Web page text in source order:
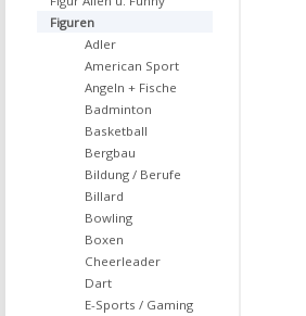
Figuren
Adler
American Sport
Angeln + Fische
Badminton
Basketball
Bergbau
Bildung / Berufe
Billard
Bowling
Boxen
Cheerleader
Dart
E-Sports / Gaming